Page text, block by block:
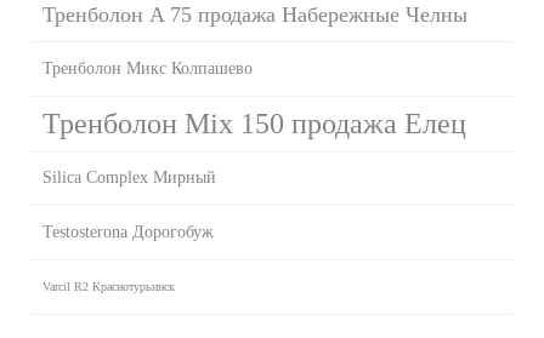
Тренболон A 75 продажа Набережные Челны
Тренболон Микс Колпашево
Тренболон Mix 150 продажа Елец
Silica Complex Мирный
Testosterona Дорогобуж
Varcil R2 Краснотурьинск